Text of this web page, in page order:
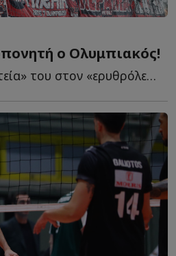
ο Ολυμπιακός!
Είναι η δεύτερη «θητεία» του στον «ερυθρόλευκο» πάγκο. Σ...